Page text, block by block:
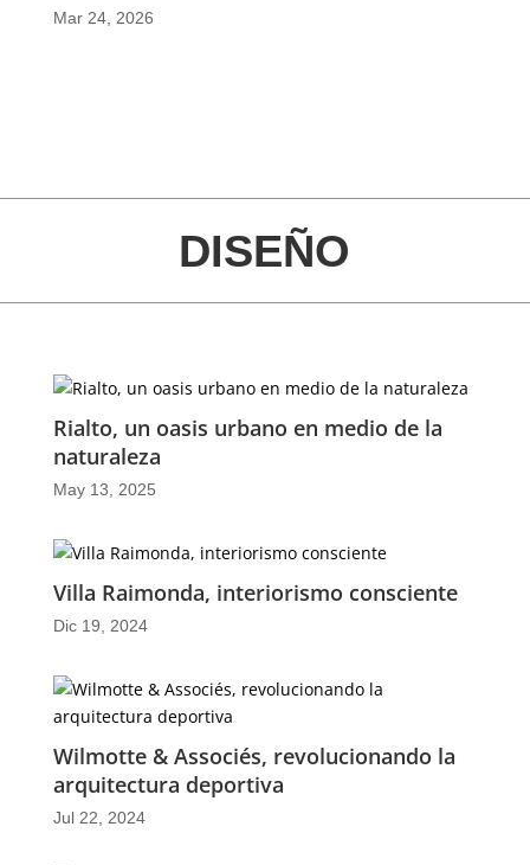
Mar 24, 2026
DISEÑO
Rialto, un oasis urbano en medio de la
naturaleza
May 13, 2025
Villa Raimonda, interiorismo consciente
Dic 19, 2024
Wilmotte & Associés, revolucionando la
arquitectura deportiva
Jul 22, 2024